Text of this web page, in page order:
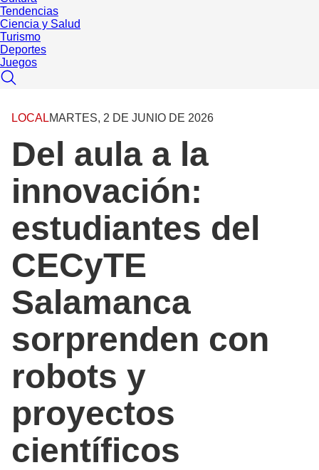
Tendencias
Ciencia y Salud
Turismo
Deportes
Juegos
LOCALMARTES, 2 DE JUNIO DE 2026
Del aula a la
innovación:
estudiantes del
CECyTE
Salamanca
sorprenden con
robots y
proyectos
científicos